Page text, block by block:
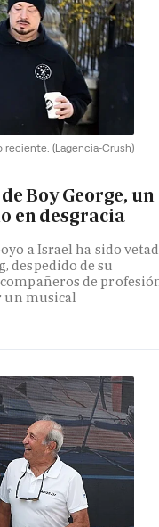
reciente. (Lagencia-Crush)
Boy George, un
en desgracia
a Israel ha sido
despedido de su
de
un musical